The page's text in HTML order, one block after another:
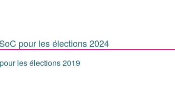
pour les élections 2024
les élections 2019